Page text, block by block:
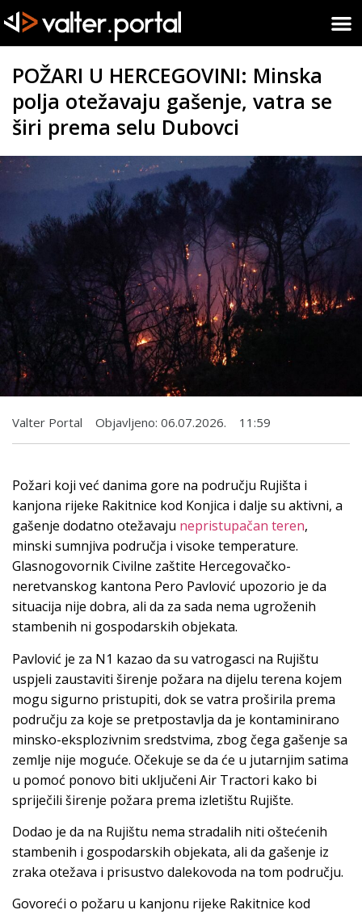
POŽARI U HERCEGOVINI: Minska
polja otežavaju gašenje, vatra se
širi prema selu Dubovci
Valter Portal Objavljeno: 06.07.2026. 11:59
Požari koji već danima gore na području Rujišta i
kanjona rijeke Rakitnice kod Konjica i dalje su aktivni, a
gašenje dodatno otežavaju nepristupačan teren,
minski sumnjiva područja i visoke temperature.
Glasnogovornik Civilne zaštite Hercegovačko-
neretvanskog kantona Pero Pavlović upozorio je da
situacija nije dobra, ali da za sada nema ugroženih
stambenih ni gospodarskih objekata.
Pavlović je za N1 kazao da su vatrogasci na Rujištu
uspjeli zaustaviti širenje požara na dijelu terena kojem
mogu sigurno pristupiti, dok se vatra proširila prema
području za koje se pretpostavlja da je kontaminirano
minsko-eksplozivnim sredstvima, zbog čega gašenje sa
zemlje nije moguće. Očekuje se da će u jutarnjim satima
u pomoć ponovo biti uključeni Air Tractori kako bi
spriječili širenje požara prema izletištu Rujište.
Dodao je da na Rujištu nema stradalih niti oštećenih
stambenih i gospodarskih objekata, ali da gašenje iz
zraka otežava i prisustvo dalekovoda na tom području.
Govoreći o požaru u kanjonu rijeke Rakitnice kod